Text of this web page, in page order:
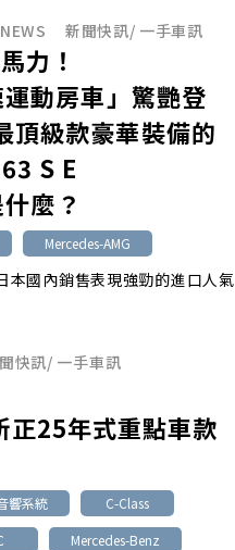
新聞快訊/ 一手車訊
力！
動房車」驚艷登
頂級款豪華裝備的
S E
麼？
Mercedes-AMG
國內銷售表現強勁的進口人氣
快訊/ 一手車訊
25年式重點車款
響系統
C-Class
Mercedes-Benz